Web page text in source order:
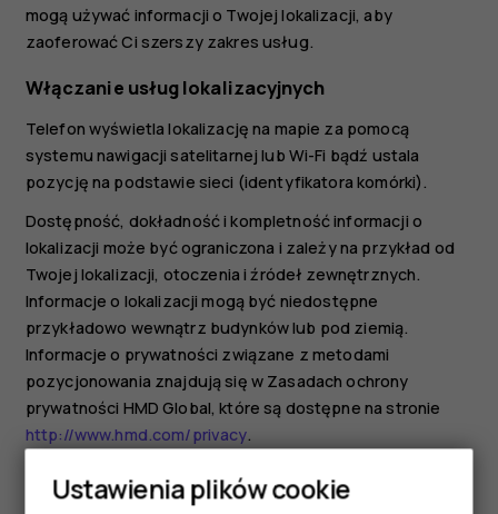
mogą używać informacji o Twojej lokalizacji, aby
zaoferować Ci szerszy zakres usług.
Włączanie usług lokalizacyjnych
Telefon wyświetla lokalizację na mapie za pomocą
systemu nawigacji satelitarnej lub Wi-Fi bądź ustala
pozycję na podstawie sieci (identyfikatora komórki).
Dostępność, dokładność i kompletność informacji o
lokalizacji może być ograniczona i zależy na przykład od
Twojej lokalizacji, otoczenia i źródeł zewnętrznych.
Informacje o lokalizacji mogą być niedostępne
przykładowo wewnątrz budynków lub pod ziemią.
Informacje o prywatności związane z metodami
pozycjonowania znajdują się w Zasadach ochrony
prywatności HMD Global, które są dostępne na stronie
http://www.hmd.com/privacy.
Niektóre satelitarne systemy nawigacji mogą wymagać
transferu niewielkiej ilości danych za pośrednictwem sieci
Ustawienia plików cookie